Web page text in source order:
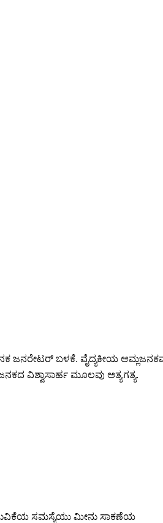
ಜನರೇಟರ್ ಬಳಕೆ. ವೈದ್ಯಕೀಯ
ವಿಶ್ವಾಸಾರ್ಹ ಮೂಲವು ಅತ್ಯಗತ್ಯ.
ಸಮಸ್ಯೆಯು ಮೀನು ಸಾಕಣೆಯ